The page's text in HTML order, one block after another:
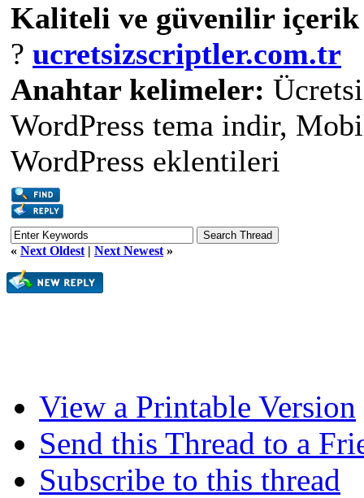
Kaliteli ve güvenilir
? ucretsizscriptler.com.tr
Anahtar kelimeler:
WordPress tema indir,
WordPress eklentileri
« Next Oldest | Next Newest »
View a Printable Version
Send this Thread to a
Subscribe to this thread